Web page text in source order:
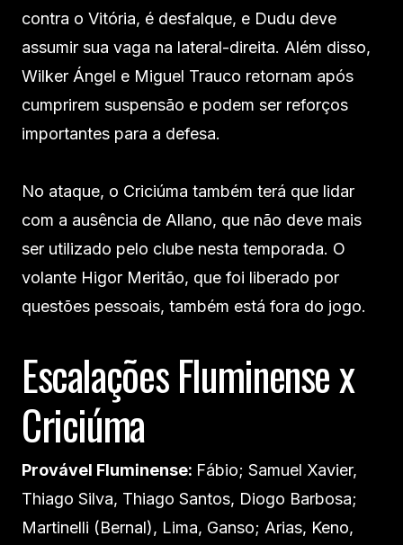
contra o Vitória, é desfalque, e Dudu deve
assumir sua vaga na lateral-direita. Além disso,
Wilker Ángel e Miguel Trauco retornam após
cumprirem suspensão e podem ser reforços
importantes para a defesa.
No ataque, o Criciúma também terá que lidar
com a ausência de Allano, que não deve mais
ser utilizado pelo clube nesta temporada. O
volante Higor Meritão, que foi liberado por
questões pessoais, também está fora do jogo.
Escalações Fluminense x
Criciúma
Provável Fluminense: Fábio; Samuel Xavier,
Thiago Silva, Thiago Santos, Diogo Barbosa;
Martinelli (Bernal), Lima, Ganso; Arias, Keno,